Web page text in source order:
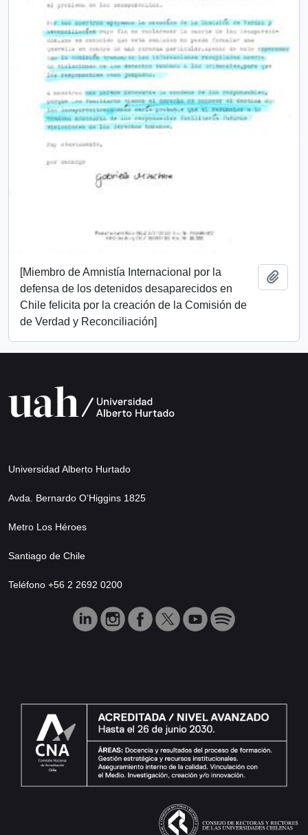
[Miembro de Amnistía Internacional por la
defensa de los detenidos desaparecidos en
Chile felicita por la creación de la Comisión de
de Verdad y Reconciliación]
Universidad Alberto Hurtado
Avda. Bernardo O’Higgins 1825
Metro Los Héroes
Santiago de Chile
Teléfono +56 2 2692 0200